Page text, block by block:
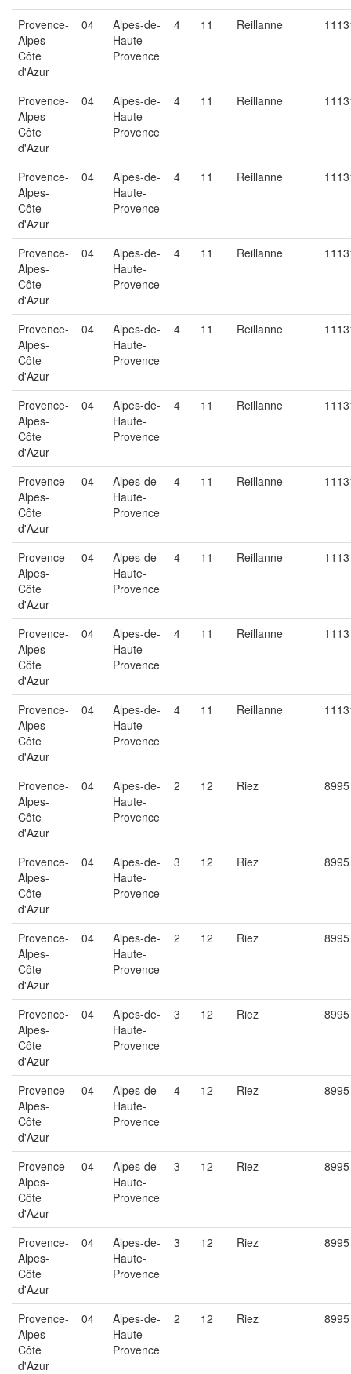
Provence-
Alpes-
Côte
d'Azur
04
Alpes-de-
Haute-
Provence
4 11 Reillanne
Provence-
Alpes-
Côte
d'Azur
04
Alpes-de-
Haute-
Provence
4 11 Reillanne
Provence-
Alpes-
Côte
d'Azur
04
Alpes-de-
Haute-
Provence
4 11 Reillanne
Provence-
Alpes-
Côte
d'Azur
04
Alpes-de-
Haute-
Provence
4 11 Reillanne
Provence-
Alpes-
Côte
d'Azur
04
Alpes-de-
Haute-
Provence
4 11 Reillanne
Provence-
Alpes-
Côte
d'Azur
04
Alpes-de-
Haute-
Provence
4 11 Reillanne
Provence-
Alpes-
Côte
d'Azur
04
Alpes-de-
Haute-
Provence
4 11 Reillanne
Provence-
Alpes-
Côte
d'Azur
04
Alpes-de-
Haute-
Provence
4 11 Reillanne
Provence-
Alpes-
Côte
d'Azur
04
Alpes-de-
Haute-
Provence
4 11 Reillanne
Provence-
Alpes-
Côte
d'Azur
04
Alpes-de-
Haute-
Provence
4 11 Reillanne
Provence-
Alpes-
Côte
d'Azur
04
Alpes-de-
Haute-
Provence
2 12 Riez 8995
Provence-
Alpes-
Côte
d'Azur
04
Alpes-de-
Haute-
Provence
3 12 Riez 8995
Provence-
Alpes-
Côte
d'Azur
04
Alpes-de-
Haute-
Provence
2 12 Riez 8995
Provence-
Alpes-
Côte
d'Azur
04
Alpes-de-
Haute-
Provence
3 12 Riez 8995
Provence-
Alpes-
Côte
d'Azur
04
Alpes-de-
Haute-
Provence
4 12 Riez 8995
Provence-
Alpes-
Côte
d'Azur
04
Alpes-de-
Haute-
Provence
3 12 Riez 8995
Provence-
Alpes-
Côte
d'Azur
04
Alpes-de-
Haute-
Provence
3 12 Riez 8995
Provence-
Alpes-
Côte
d'Azur
04
Alpes-de-
Haute-
Provence
2 12 Riez 8995